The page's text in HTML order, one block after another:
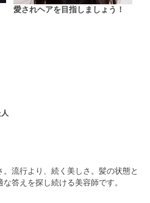
愛されヘアを目指しましょう！
。流行より、続く美しさ。髪の状態と
答えを探し続ける美容師です。